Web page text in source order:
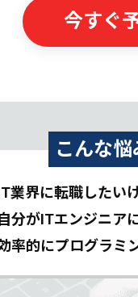
今すぐ
こんな
業界に転職したい
分がITエンジニア
率的にプログラミ